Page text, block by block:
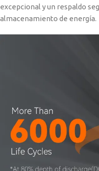
excepcional y un respaldo
almacenamiento de energía.